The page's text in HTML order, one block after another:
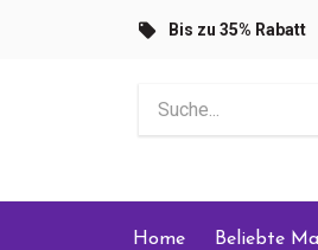
Bis zu 35% Rabatt
Home Beliebte